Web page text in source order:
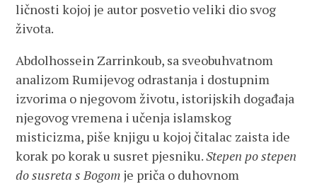
ličnosti kojoj je autor posvetio veliki dio svog
života.
Abdolhossein Zarrinkoub, sa sveobuhvatnom
analizom Rumijevog odrastanja i dostupnim
izvorima o njegovom životu, istorijskih događaja
njegovog vremena i učenja islamskog
misticizma, piše knjigu u kojoj čitalac zaista ide
korak po korak u susret pjesniku.Stepen po stepen
do susreta s Bogom je priča o duhovnom